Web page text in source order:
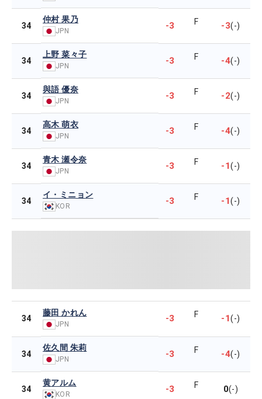
34
仲村 果乃
JPN -3 F -3(-)
34
上野 菜々子
JPN -3 F -4(-)
34
與語 優奈
JPN -3 F -2(-)
34
高木 萌衣
JPN -3 F -4(-)
34
青木 瀬令奈
JPN -3 F -1(-)
34
イ・ミニョン
KOR -3 F -1(-)
34
藤田 かれん
JPN
-3 F -1(-)
34
佐久間 朱莉
JPN -3 F -4(-)
34
黄アルム
KOR -3 F 0(-)